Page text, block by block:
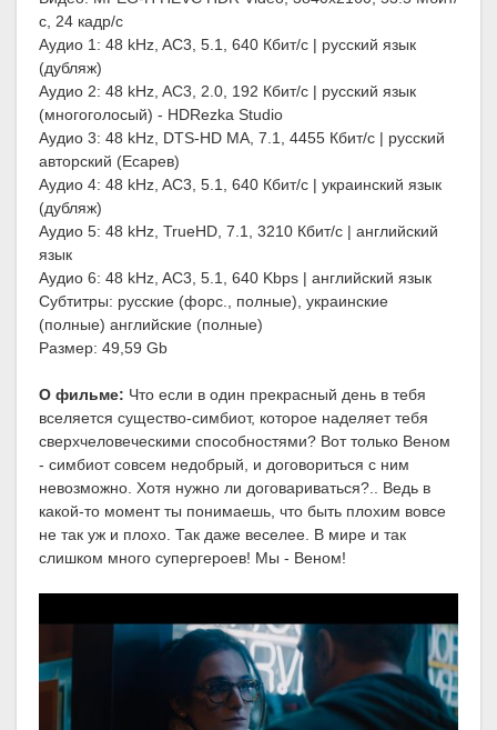
с, 24 кадр/с
Аудио 1: 48 kHz, AC3, 5.1, 640 Кбит/с | русский язык
(дубляж)
Аудио 2: 48 kHz, AC3, 2.0, 192 Кбит/с | русский язык
(многоголосый) - HDRezka Studio
Аудио 3: 48 kHz, DTS-HD MA, 7.1, 4455 Кбит/с | русский
авторский (Есарев)
Аудио 4: 48 kHz, AC3, 5.1, 640 Кбит/с | украинский язык
(дубляж)
Аудио 5: 48 kHz, TrueHD, 7.1, 3210 Кбит/с | английский
язык
Аудио 6: 48 kHz, AC3, 5.1, 640 Kbps | английский язык
Субтитры: русские (форс., полные), украинские
(полные) английские (полные)
Размер: 49,59 Gb
О фильме: Что если в один прекрасный день в тебя
вселяется существо-симбиот, которое наделяет тебя
сверхчеловеческими способностями? Вот только Веном
- симбиот совсем недобрый, и договориться с ним
невозможно. Хотя нужно ли договариваться?.. Ведь в
какой-то момент ты понимаешь, что быть плохим вовсе
не так уж и плохо. Так даже веселее. В мире и так
слишком много супергероев! Мы - Веном!